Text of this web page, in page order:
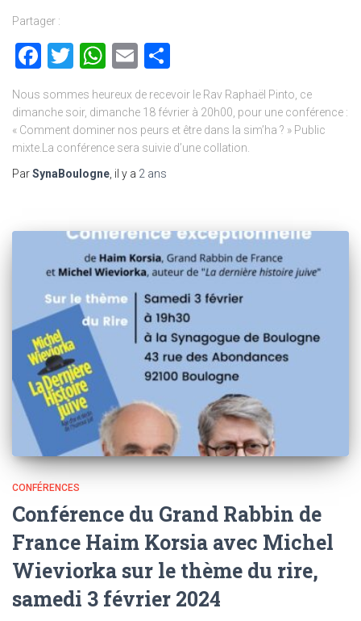
Partager :
Facebook
TwitterWhatsApp
Email
Nous sommes heureux de recevoir le Rav Raphaël Pinto, ce
dimanche soir, dimanche 18 février à 20h00, pour une conférence :
« Comment dominer nos peurs et être dans la sim’ha ? » Public
mixte.La conférence sera suivie d’une collation.
ParSynaBoulogne, il y a 2 ans
CONFÉRENCES
Conférence du Grand Rabbin de
France Haim Korsia avec Michel
Wieviorka sur le thème du rire,
samedi 3 février 2024